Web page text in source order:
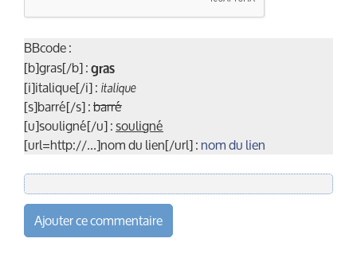
BBcode :
[b]gras[/b] :gras
[i]italique[/i] : italique
[s]barré[/s] :barré
[u]souligné[/u] :souligné
[url=http://...]nom du lien[/url] :nom du lien
Ajouter ce commentaire